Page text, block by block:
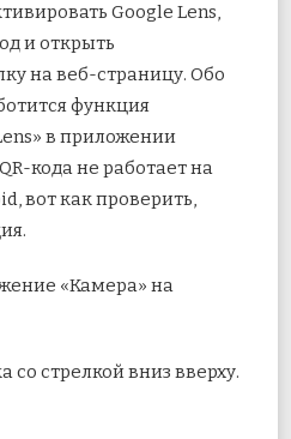
Google Lens,
и открыть
на веб-страницу. Обо
функция
в приложении
кода не работает на
вот как проверить,
«Камера» на
со стрелкой вниз вверху.